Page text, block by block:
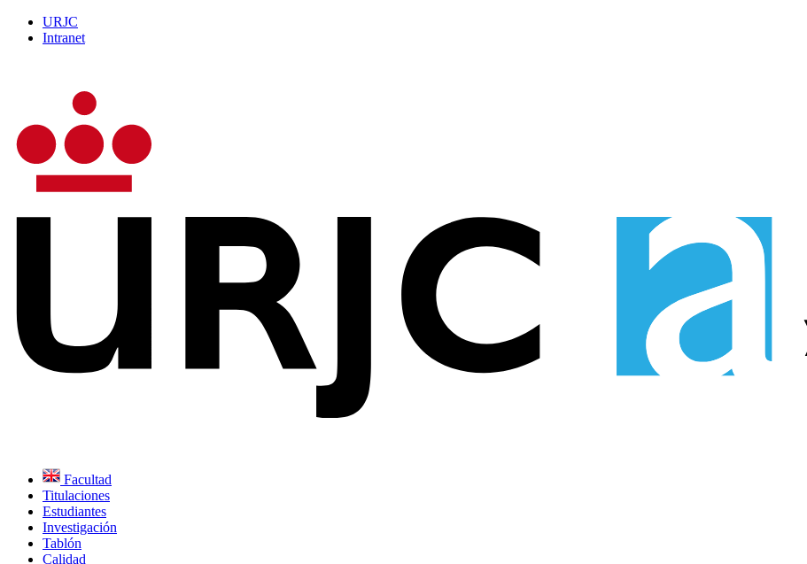
URJC
Intranet
Facultad
Titulaciones
Estudiantes
Investigación
Tablón
Calidad